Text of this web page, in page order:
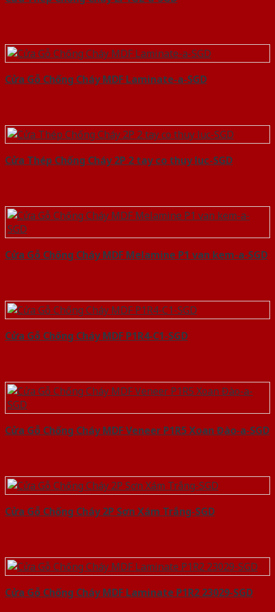
Cửa Gỗ Chống Cháy MDF Laminate-a-SGD
Cửa Thép Chống Cháy 2P 2 tay co thuy luc-SGD
Cửa Gỗ Chống Cháy MDF Melamine P1 van kem-a-SGD
Cửa Gỗ Chống Cháy MDF P1R4-C1-SGD
Cửa Gỗ Chống Cháy MDF Veneer P1R5 Xoan Đào-a-SGD
Cửa Gỗ Chống Cháy 2P Sơn Xám Trắng-SGD
Cửa Gỗ Chống Cháy MDF Laminate P1R2 23029-SGD